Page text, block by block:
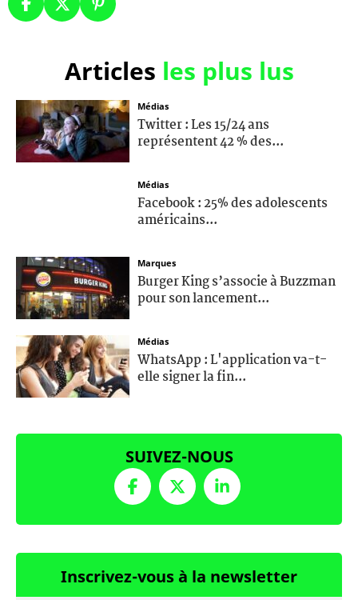
Articles les plus lus
Médias
Twitter : Les 15/24 ans
représentent 42 % des...
Médias
Facebook : 25% des adolescents
américains...
Marques
Burger King s’associe à Buzzman
pour son lancement...
Médias
WhatsApp : L'application va-t-
elle signer la fin...
SUIVEZ-NOUS
Inscrivez-vous à la newsletter